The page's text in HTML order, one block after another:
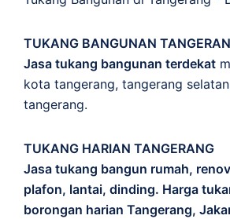
TUKANG BANGUNAN
Jasa tukang bangunan terdekat
kota tangerang, tangerang
tangerang.
TUKANG HARIAN TANGERANG
Jasa tukang bangun rumah,
plafon, lantai, dinding. Harga
borongan harian Tangerang,